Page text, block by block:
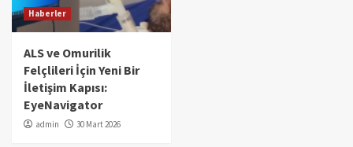
Haberler
ALS ve Omurilik
Felçlileri İçin Yeni Bir
İletişim Kapısı:
EyeNavigator
admin 30 Mart 2026